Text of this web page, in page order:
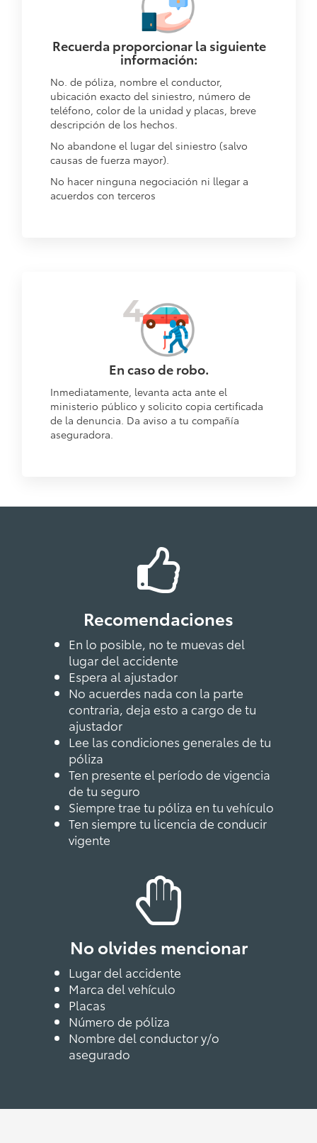
Recuerda proporcionar la siguiente
información:
No. de póliza, nombre el conductor,
ubicación exacto del siniestro, número de
teléfono, color de la unidad y placas, breve
descripción de los hechos.
No abandone el lugar del siniestro (salvo
causas de fuerza mayor).
No hacer ninguna negociación ni llegar a
acuerdos con terceros
En caso de robo.
Inmediatamente, levanta acta ante el
ministerio público y solicito copia certificada
de la denuncia. Da aviso a tu compañía
aseguradora.
Recomendaciones
En lo posible, no te muevas del
lugar del accidente
Espera al ajustador
No acuerdes nada con la parte
contraria, deja esto a cargo de tu
ajustador
Lee las condiciones generales de tu
póliza
Ten presente el período de vigencia
de tu seguro
Siempre trae tu póliza en tu vehículo
Ten siempre tu licencia de conducir
vigente
No olvides mencionar
Lugar del accidente
Marca del vehículo
Placas
Número de póliza
Nombre del conductor y/o
asegurado